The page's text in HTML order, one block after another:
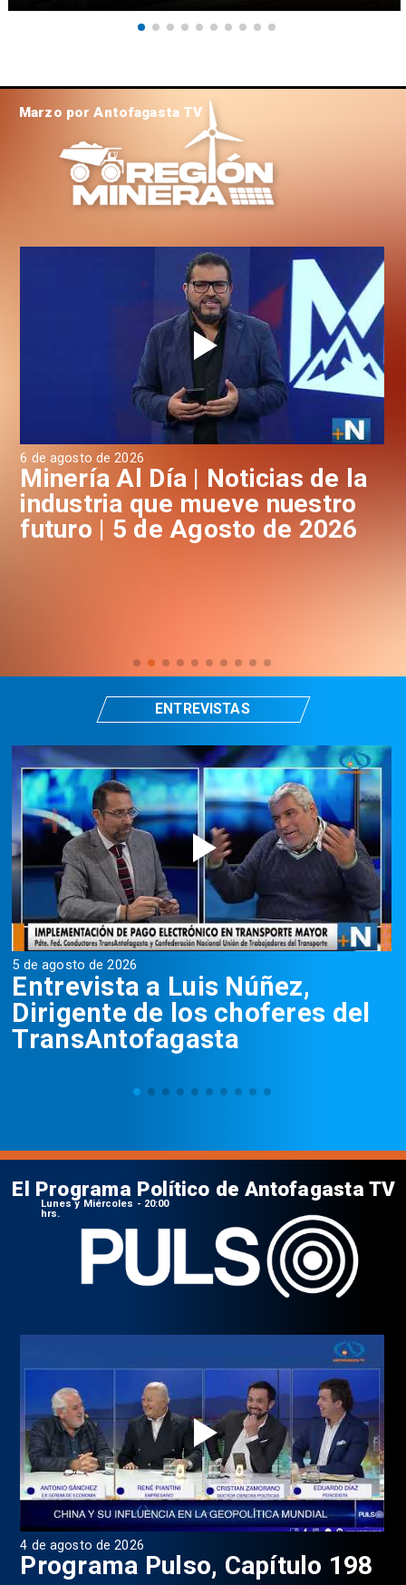
6 de agosto de 2026
Minería Al Día | Noticias de la
industria que mueve nuestro
futuro | 5 de Agosto de 2026
Marzo por Antofagasta TV
5 de agosto de 2026
Entrevista a Luis Núñez,
Dirigente de los choferes del
TransAntofagasta
ENTREVISTAS
4 de agosto de 2026
Programa Pulso, Capítulo 198
El Programa Político de Antofagasta TV
Lunes y Miércoles - 20:00
hrs.